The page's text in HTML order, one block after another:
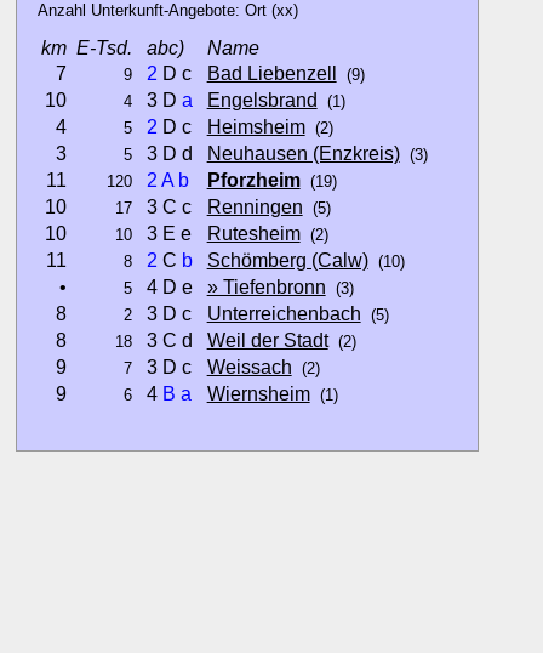
Anzahl Unterkunft-Angebote: Ort (xx)
km E-Tsd. abc)
Name
7
9 2 D c Bad Liebenzell (9)
10 4 3 D a Engelsbrand (1)
4 5 2 D c Heimsheim (2)
3 5 3 D d Neuhausen (Enzkreis) (3)
11 120 2 A b Pforzheim (19)
10 17 3 C c Renningen (5)
10 10 3 E e Rutesheim (2)
11 8 2 C b Schömberg (Calw) (10)
• 5 4 D e » Tiefenbronn (3)
8 2 3 D c Unterreichenbach (5)
8 18 3 C d Weil der Stadt (2)
9 7 3 D c Weissach (2)
9 6 4 B a Wiernsheim (1)